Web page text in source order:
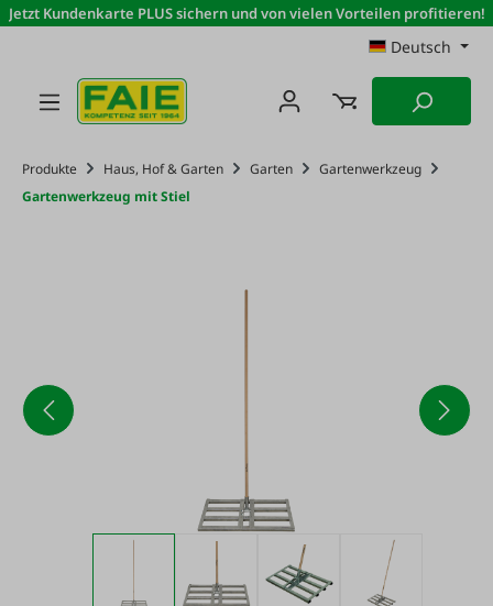
Zum Hauptinhalt springen
Jetzt Kundenkarte PLUS sichern und von vielen Vorteilen profitieren!
Deutsch
Produkte Haus, Hof & Garten Garten
Gartenwerkzeug
Gartenwerkzeug mit Stiel